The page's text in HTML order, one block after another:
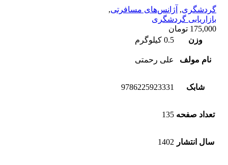
گردشگری, آژانس‌های مسافرتی,
بازاریابی گردشگری
175,000 تومان
وزن
0.5 کیلوگرم
نام مولف علی رحمتی
شابک 9786225923331
تعداد صفحه 135
سال انتشار 1402